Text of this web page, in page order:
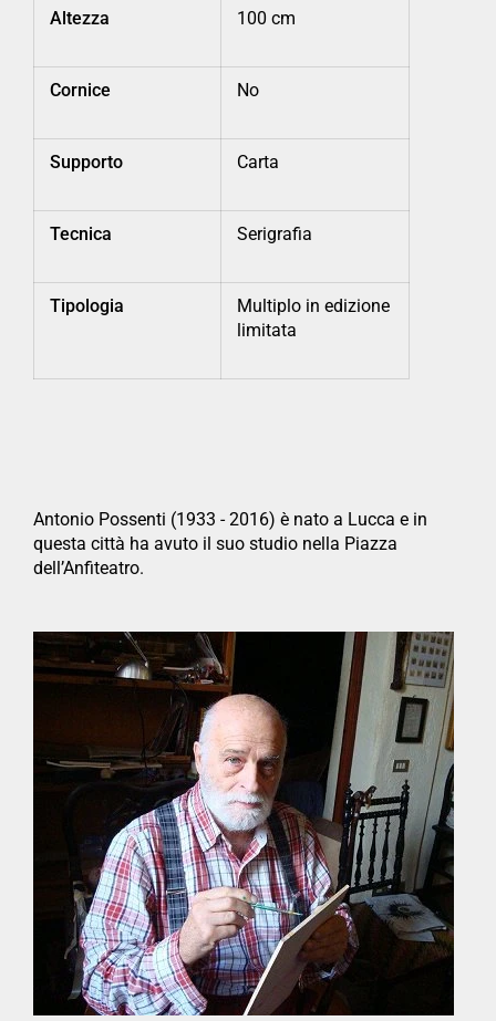
Altezza 100 cm
Cornice No
Supporto Carta
Tecnica Serigrafia
Tipologia
Multiplo in edizione
limitata
Antonio Possenti (1933 - 2016) è nato a Lucca e in
questa città ha avuto il suo studio nella Piazza
dell’Anfiteatro.